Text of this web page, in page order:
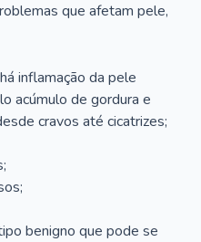
que afetam pele,
inflamação da pele
acúmulo de gordura e
cravos até cicatrizes;
benigno que pode se